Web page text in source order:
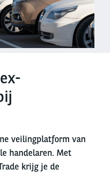
veilingplatform van
handelaren. Met
krijg je de